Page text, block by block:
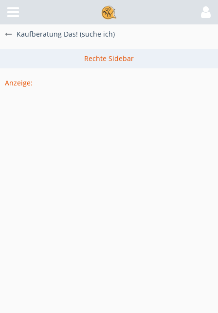
Kaufberatung Das! (suche ich)
Anzeige: